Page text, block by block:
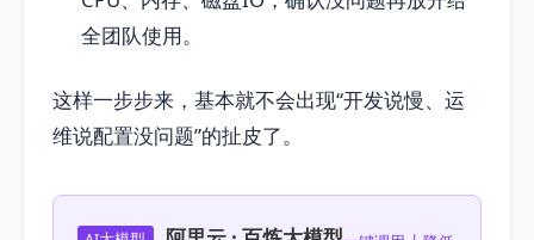
全团队使用。
这样一步步来，基本就不会出现“开发说慢、运
维说配置没问题”的扯皮了。